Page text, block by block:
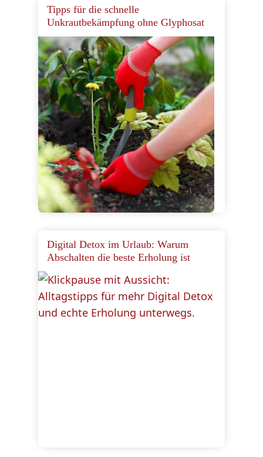
Tipps für die schnelle
Unkrautbekämpfung ohne Glyphosat
Digital Detox im Urlaub: Warum
Abschalten die beste Erholung ist